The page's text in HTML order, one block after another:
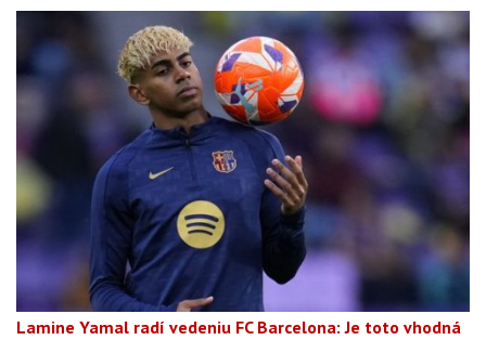
Lamine Yamal radí vedeniu FC Barcelona: Je toto vhodná